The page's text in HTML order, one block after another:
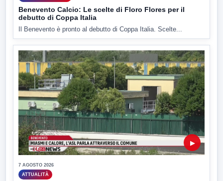
Benevento Calcio: Le scelte di Floro Flores per il
debutto di Coppa Italia
Il Benevento è pronto al debutto di Coppa Italia. Scelte...
▶
7 AGOSTO 2026
ATTUALITÀ